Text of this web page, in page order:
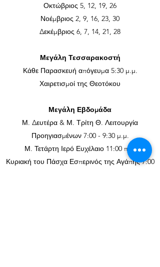
Οκτώβριος 5, 12, 19, 26
Νοέμβριος 2, 9, 16, 23, 30
Δεκέμβριος 6, 7, 14, 21, 28
Μεγάλη Τεσσαρακοστή
Κάθε Παρασκευή απόγευμα 5:30 μ.μ.
Χαιρετισμοί της Θεοτόκου
Μεγάλη Εβδομάδα
Μ. Δευτέρα & Μ. Τρίτη Θ. Λειτουργία
Προηγιασμένων 7:00 - 9:30 μ.μ.
Μ. Τετάρτη Ιερό Ευχέλαιο 11:00 π.μ.
Κυριακή του Πάσχα Εσπερινός της Αγάπης 7:00